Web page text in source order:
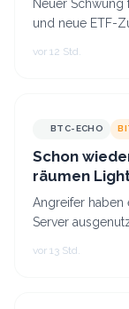
Neuer
und neue ETF-
Ethereum zeigt
vor 12 Std.
BTC-ECHO
Schon
räumen
Angreifer haben
Server
vor 13 Std.